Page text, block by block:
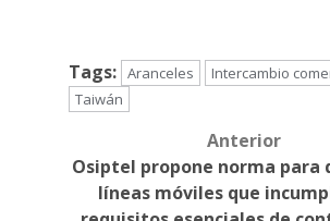
Tags: Aranceles Intercambio
Taiwán
navigation
Anterior
Osiptel propone norma para
líneas móviles que